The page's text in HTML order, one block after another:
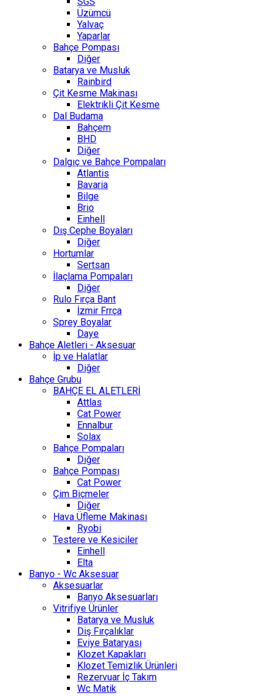
Üzümcü
Yalvaç
Yaparlar
Bahçe Pompası
Diğer
Batarya ve Musluk
Rainbird
Çit Kesme Makinası
Elektrikli Çit Kesme
Dal Budama
Bahçem
BHD
Diğer
Dalgıç ve Bahçe Pompaları
Atlantis
Bavaria
Bilge
Brio
Einhell
Dış Cephe Boyaları
Diğer
Hortumlar
Sertsan
İlaçlama Pompaları
Diğer
Rulo Fırça Bant
İzmir Frrça
Sprey Boyalar
Daye
Bahçe Aletleri - Aksesuar
İp ve Halatlar
Diğer
Bahçe Grubu
BAHÇE EL ALETLERİ
Attlas
Cat Power
Ennalbur
Solax
Bahçe Pompaları
Diğer
Bahçe Pompası
Cat Power
Çim Biçmeler
Diğer
Hava Üfleme Makinası
Ryobi
Testere ve Kesiciler
Einhell
Elta
Banyo - Wc Aksesuar
Aksesuarlar
Banyo Aksesuarları
Vitrifiye Ürünler
Batarya ve Musluk
Diş Fırçalıklar
Eviye Bataryası
Klozet Kapakları
Klozet Temizlik Ürünleri
Rezervuar İç Takım
Wc Matik